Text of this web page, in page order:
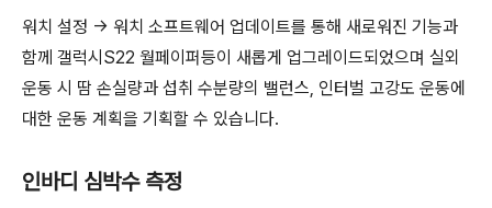
워치 설정 -> 워치 소프트웨어 업데이트를 통해 새로워진 기능과
함께 갤럭시S22 월페이퍼등이 새롭게 업그레이드되었으며 실외
운동 시 땀 손실량과 섭취 수분량의 밸런스, 인터벌 고강도 운동에
대한 운동 계획을 기획할 수 있습니다.
인바디 심박수 측정